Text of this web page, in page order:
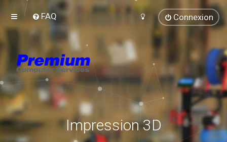
FAQ Connexion
Impression 3D